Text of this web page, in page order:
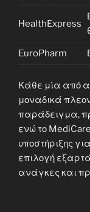
HealthExpress
EuroPharm
Κάθε μία από
μοναδικά
παράδειγμα,
ενώ το
υποστήριξης
επιλογή
ανάγκες και